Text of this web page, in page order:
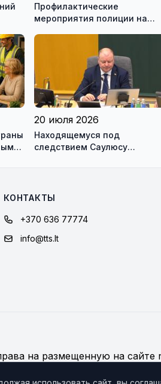
Профилактические
мероприятия полиции на
20 июля 2026
Находящемуся под
следствием Саулюсу
КОНТАКТЫ
+370 636 77774
info@tts.lt
на размещенную на